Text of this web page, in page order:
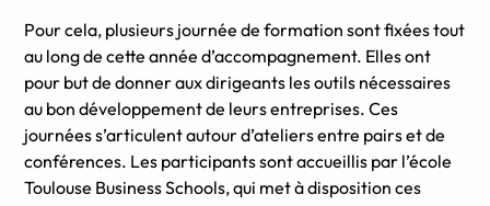
Pour cela, plusieurs journée de formation sont fixées tout
au long de cette année d’accompagnement. Elles ont
pour but de donner aux dirigeants les outils nécessaires
au bon développement de leurs entreprises. Ces
journées s’articulent autour d’ateliers entre pairs et de
conférences. Les participants sont accueillis par l’école
Toulouse Business Schools, qui met à disposition ces